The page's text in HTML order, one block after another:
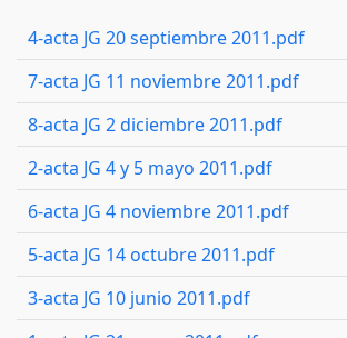
4-acta JG 20 septiembre 2011.pdf
7-acta JG 11 noviembre 2011.pdf
8-acta JG 2 diciembre 2011.pdf
2-acta JG 4 y 5 mayo 2011.pdf
6-acta JG 4 noviembre 2011.pdf
5-acta JG 14 octubre 2011.pdf
3-acta JG 10 junio 2011.pdf